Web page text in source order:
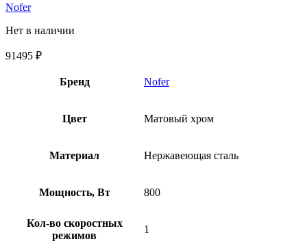
Nofer
Нет в наличии
91495 ₽
Бренд Nofer
Цвет Матовый хром
Материал Нержавеющая сталь
Мощность, Вт 800
Кол-во скоростных
режимов
1